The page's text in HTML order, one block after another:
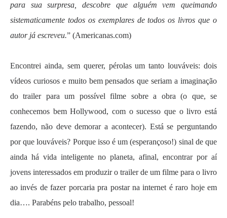
para sua surpresa, descobre que alguém vem queimando
sistematicamente todos os exemplares de todos os livros que o
autor já escreveu.” (Americanas.com)
Encontrei ainda, sem querer, pérolas um tanto louváveis: dois
vídeos curiosos e muito bem pensados que seriam a imaginação
do trailer para um possível filme sobre a obra (o que, se
conhecemos bem Hollywood, com o sucesso que o livro está
fazendo, não deve demorar a acontecer). Está se perguntando
por que louváveis? Porque isso é um (esperançoso!) sinal de que
ainda há vida inteligente no planeta, afinal, encontrar por aí
jovens interessados em produzir o trailer de um filme para o livro
ao invés de fazer porcaria pra postar na internet é raro hoje em
dia…. Parabéns pelo trabalho, pessoal!